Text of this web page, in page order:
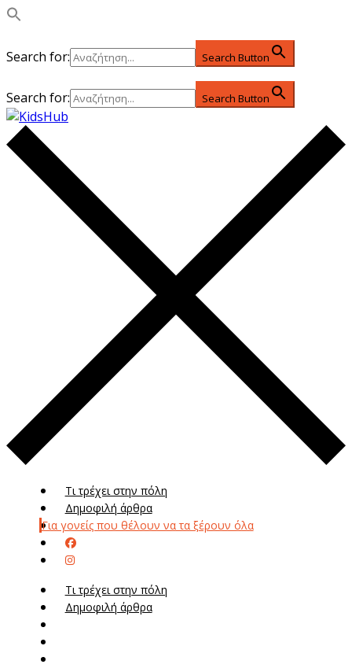
Search for: Search Button
Search for: Search Button
Τι τρέχει στην πόλη
Δημοφιλή άρθρα
Για γονείς που θέλουν να τα ξέρουν όλα
Τι τρέχει στην πόλη
Δημοφιλή άρθρα